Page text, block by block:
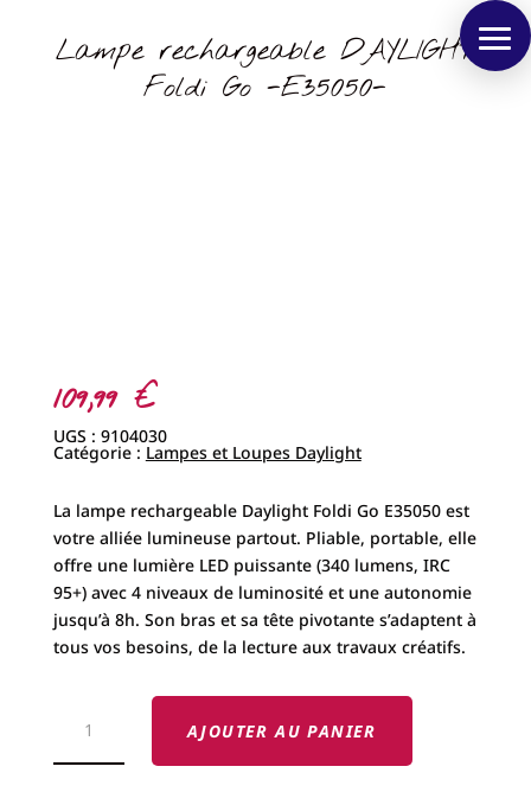
Lampe rechargeable DAYLIGHT
Foldi Go -E35050-
109,99 €
UGS : 9104030
Catégorie : Lampes et Loupes Daylight
La lampe rechargeable Daylight Foldi Go E35050 est
votre alliée lumineuse partout. Pliable, portable, elle
offre une lumière LED puissante (340 lumens, IRC
95+) avec 4 niveaux de luminosité et une autonomie
jusqu’à 8h. Son bras et sa tête pivotante s’adaptent à
tous vos besoins, de la lecture aux travaux créatifs.
LAMPE
DAYLIGHT
AJOUTER AU PANIER